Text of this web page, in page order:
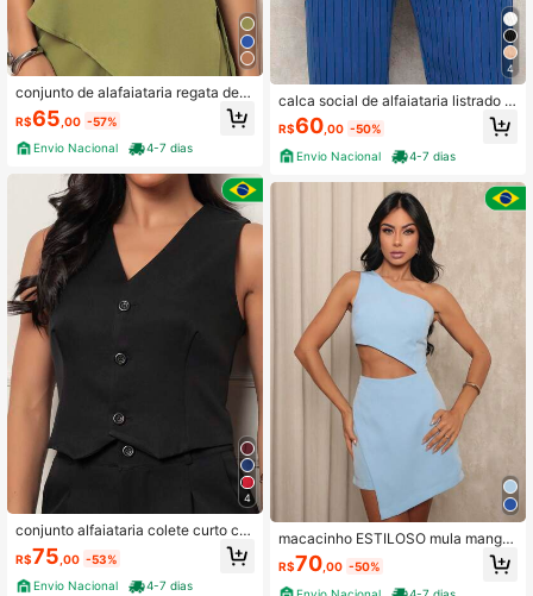
conjunto de alafaiataria regata de a
lca FINO com short
R$65 ,00 -57%
Envio Nacional
4-7 dias
4
conjunto alfaiataria colete curto co
m short
R$75 ,00 -53%
Envio Nacional
4-7 dias
4
calca social de alfaiataria listrado c
om cinto
R$60 ,00 -50%
Envio Nacional
4-7 dias
macacinho ESTILOSO mula manga
de alfaiataria
R$70 ,00 -50%